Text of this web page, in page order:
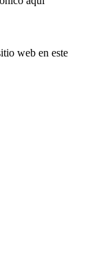
web en este